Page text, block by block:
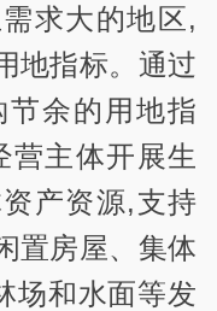
求大的地区,
地指标。通过
余的用地指
营主体开展生
产资源,支持
置房屋、集体
场和水面等发